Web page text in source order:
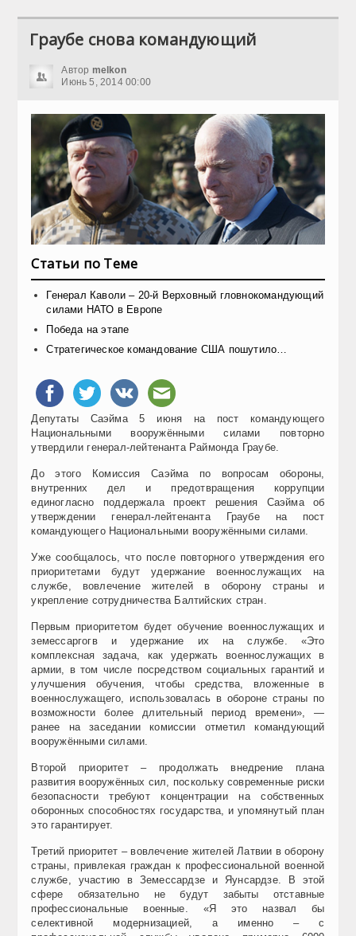
Граубе снова командующий
Автор melkon
Июнь 5, 2014 00:00
Статьи по Теме
Генерал Каволи – 20-й Верховный гловнокомандующий
силами НАТО в Европе
Победа на этапе
Стратегическое командование США пошутило…
Депутаты Саэйма 5 июня на пост командующего
Национальными вооружёнными силами повторно
утвердили генерал-лейтенанта Раймонда Граубе.
До этого Комиссия Саэйма по вопросам обороны,
внутренних дел и предотвращения коррупции
единогласно поддержала проект решения Саэйма об
утверждении генерал-лейтенанта Граубе на пост
командующего Национальными вооружёнными силами.
Уже сообщалось, что после повторного утверждения его
приоритетами будут удержание военнослужащих на
службе, вовлечение жителей в оборону страны и
укрепление сотрудничества Балтийских стран.
Первым приоритетом будет обучение военнослужащих и
земессаргогв и удержание их на службе. «Это
комплексная задача, как удержать военнослужащих в
армии, в том числе посредством социальных гарантий и
улучшения обучения, чтобы средства, вложенные в
военнослужащего, использовалась в обороне страны по
возможности более длительный период времени», —
ранее на заседании комиссии отметил командующий
вооружёнными силами.
Второй приоритет – продолжать внедрение плана
развития вооружённых сил, поскольку современные риски
безопасности требуют концентрации на собственных
оборонных способностях государства, и упомянутый план
это гарантирует.
Третий приоритет – вовлечение жителей Латвии в оборону
страны, привлекая граждан к профессиональной военной
службе, участию в Земессардзе и Яунсардзе. В этой
сфере обязательно не будут забыты отставные
профессиональные военные. «Я это назвал бы
селективной модернизацией, а именно – с